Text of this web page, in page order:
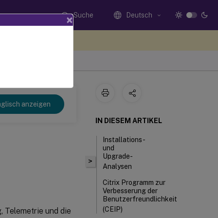
Suche Deutsch
anzeigen
Telemetrie und die
>
IN DIESEM ARTIKEL
Installations-
und
Upgrade-
Analysen
Citrix Programm zur
Verbesserung der
Benutzerfreundlichkeit
(CEIP)
×